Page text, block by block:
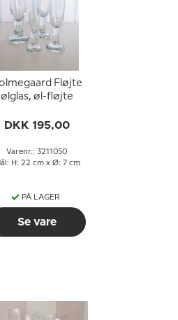
Fløjte
ølglas, øl-fløjte
DKK 195,00
Varenr.: 3211050
H: 22 cm x Ø: 7 cm
PÅ LAGER
Se vare